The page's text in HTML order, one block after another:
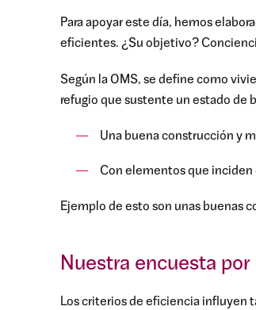
Para apoyar este día, hemos
eficientes. ¿Su objetivo?
Según la OMS, se define como
refugio que sustente un estado de
Una buena construcción y
Con elementos que inciden
Ejemplo de esto son unas buenas
Nuestra encuesta por
Los criterios de eficiencia influyen